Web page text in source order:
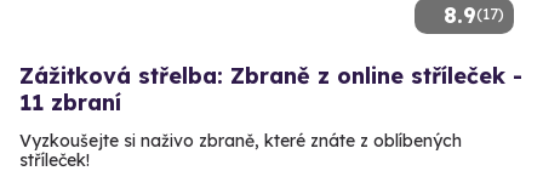
8.9(17)
Zážitková střelba: Zbraně z online stříleček -
11 zbraní
Vyzkoušejte si naživo zbraně, které znáte z oblíbených
stříleček!